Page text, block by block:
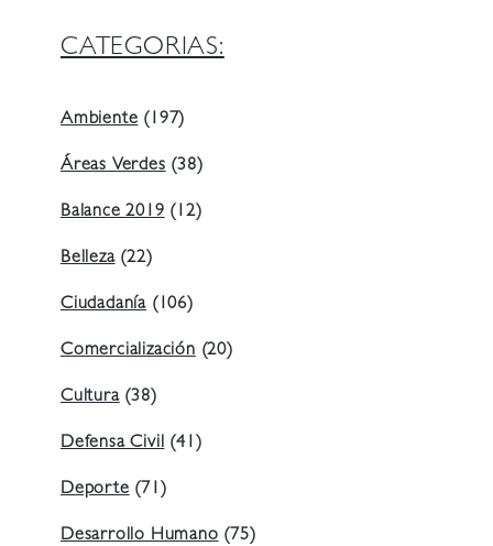
CATEGORIAS:
Ambiente (197)
Áreas Verdes (38)
Balance 2019 (12)
Belleza(22)
Ciudadanía (106)
Comercialización (20)
Cultura(38)
Defensa Civil (41)
Deporte (71)
Desarrollo Humano (75)